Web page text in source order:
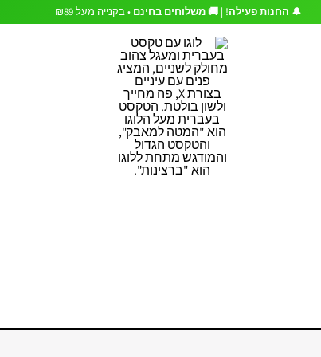
🔔 החנות פעילה! | 🚚 משלוחים בחינם • בקנייה מעל ₪89